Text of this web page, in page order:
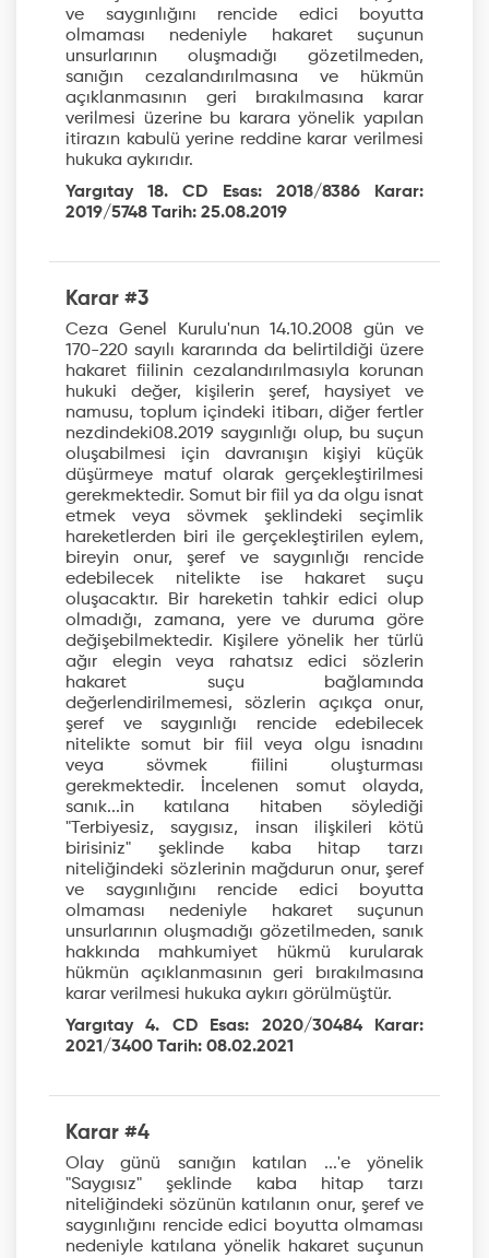
ve saygınlığını rencide edici boyutta
olmaması nedeniyle hakaret suçunun
unsurlarının oluşmadığı gözetilmeden,
sanığın cezalandırılmasına ve hükmün
açıklanmasının geri bırakılmasına karar
verilmesi üzerine bu karara yönelik yapılan
itirazın kabulü yerine reddine karar verilmesi
hukuka aykırıdır.
Yargıtay 18. CD Esas: 2018/8386 Karar:
2019/5748 Tarih: 25.08.2019
Karar #3
Ceza Genel Kurulu'nun 14.10.2008 gün ve
170-220 sayılı kararında da belirtildiği üzere
hakaret fiilinin cezalandırılmasıyla korunan
hukuki değer, kişilerin şeref, haysiyet ve
namusu, toplum içindeki itibarı, diğer fertler
nezdindeki08.2019 saygınlığı olup, bu suçun
oluşabilmesi için davranışın kişiyi küçük
düşürmeye matuf olarak gerçekleştirilmesi
gerekmektedir. Somut bir fiil ya da olgu isnat
etmek veya sövmek şeklindeki seçimlik
hareketlerden biri ile gerçekleştirilen eylem,
bireyin onur, şeref ve saygınlığı rencide
edebilecek nitelikte ise hakaret suçu
oluşacaktır. Bir hareketin tahkir edici olup
olmadığı, zamana, yere ve duruma göre
değişebilmektedir. Kişilere yönelik her türlü
ağır elegin veya rahatsız edici sözlerin
hakaret suçu bağlamında
değerlendirilmemesi, sözlerin açıkça onur,
şeref ve saygınlığı rencide edebilecek
nitelikte somut bir fiil veya olgu isnadını
veya sövmek fiilini oluşturması
gerekmektedir. İncelenen somut olayda,
sanık...in katılana hitaben söylediği
"Terbiyesiz, saygısız, insan ilişkileri kötü
birisiniz" şeklinde kaba hitap tarzı
niteliğindeki sözlerinin mağdurun onur, şeref
ve saygınlığını rencide edici boyutta
olmaması nedeniyle hakaret suçunun
unsurlarının oluşmadığı gözetilmeden, sanık
hakkında mahkumiyet hükmü kurularak
hükmün açıklanmasının geri bırakılmasına
karar verilmesi hukuka aykırı görülmüştür.
Yargıtay 4. CD Esas: 2020/30484 Karar:
2021/3400 Tarih: 08.02.2021
Karar #4
Olay günü sanığın katılan ...'e yönelik
"Saygısız" şeklinde kaba hitap tarzı
niteliğindeki sözünün katılanın onur, şeref ve
saygınlığını rencide edici boyutta olmaması
nedeniyle katılana yönelik hakaret suçunun